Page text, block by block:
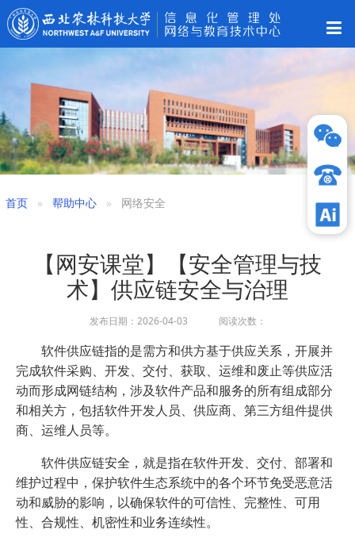
首页 帮助中心 网络安全
【网安课堂】【安全管理与技
术】供应链安全与治理
发布日期：2026-04-03 阅读次数：
软件供应链指的是需方和供方基于供应关系，开展并
完成软件采购、开发、交付、获取、运维和废止等供应活
动而形成网链结构，涉及软件产品和服务的所有组成部分
和相关方，包括软件开发人员、供应商、第三方组件提供
商、运维人员等。
软件供应链安全，就是指在软件开发、交付、部署和
维护过程中，保护软件生态系统中的各个环节免受恶意活
动和威胁的影响，以确保软件的可信性、完整性、可用
性、合规性、机密性和业务连续性。